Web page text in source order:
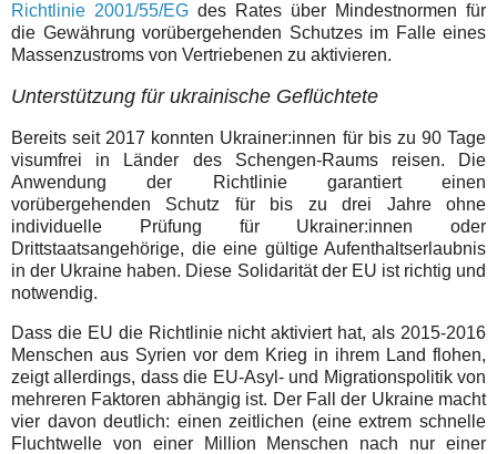
Richtlinie 2001/55/EG des Rates über Mindestnormen für
die Gewährung vorübergehenden Schutzes im Falle eines
Massenzustroms von Vertriebenen zu aktivieren.
Unterstützung für ukrainische Geflüchtete
Bereits seit 2017 konnten Ukrainer:innen für bis zu 90 Tage
visumfrei in Länder des Schengen-Raums reisen. Die
Anwendung der Richtlinie garantiert einen
vorübergehenden Schutz für bis zu drei Jahre ohne
individuelle Prüfung für Ukrainer:innen oder
Drittstaatsangehörige, die eine gültige Aufenthaltserlaubnis
in der Ukraine haben. Diese Solidarität der EU ist richtig und
notwendig.
Dass die EU die Richtlinie nicht aktiviert hat, als 2015-2016
Menschen aus Syrien vor dem Krieg in ihrem Land flohen,
zeigt allerdings, dass die EU-Asyl- und Migrationspolitik von
mehreren Faktoren abhängig ist. Der Fall der Ukraine macht
vier davon deutlich: einen zeitlichen (eine extrem schnelle
Fluchtwelle von einer Million Menschen nach nur einer